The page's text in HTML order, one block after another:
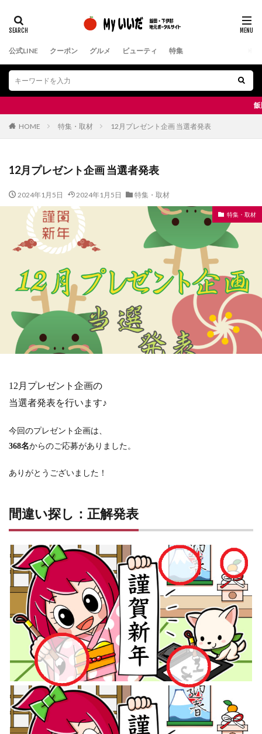
公式LINE クーポン グルメ ビューティ 特集
飯田市＆下伊那地
HOME 特集・取材 12月プレゼント企画 当選者発表
12月プレゼント企画 当選者発表
2024年1月5日 2024年1月5日 特集・取材
特集・取材
12月プレゼント企画の
当選者発表を行います♪
今回のプレゼント企画は、
368名からのご応募がありました。
ありがとうございました！
間違い探し：正解発表